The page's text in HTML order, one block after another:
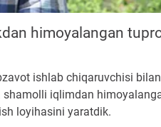
himoyalangan
ishlab chiqaruvchisi bilan
iqlimdan
loyihasini yaratdik.